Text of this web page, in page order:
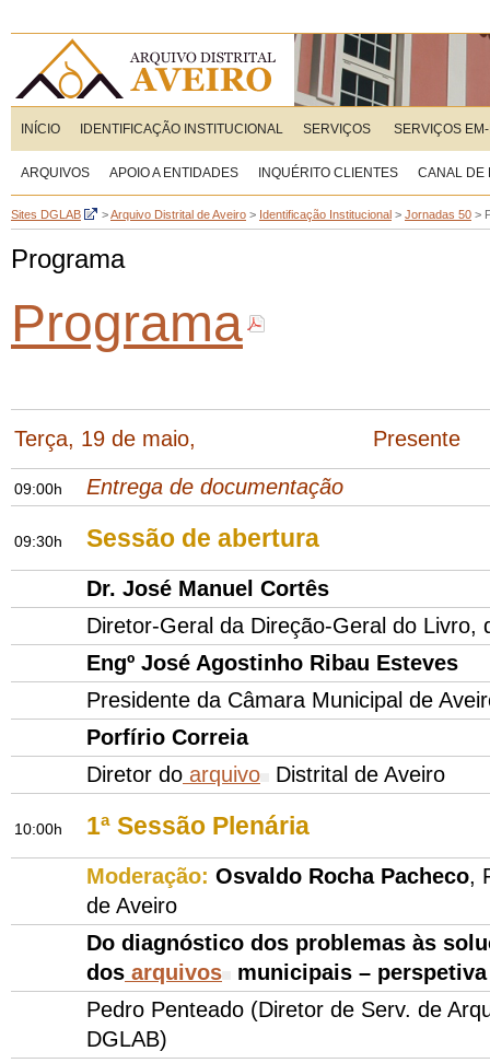
INÍCIO IDENTIFICAÇÃO INSTITUCIONAL SERVIÇOS SERVIÇOS
ARQUIVOS APOIO A ENTIDADES INQUÉRITO CLIENTES CANAL DE
Sites DGLAB >Arquivo Distrital de Aveiro > Identificação Institucional > Jornadas 50 >
Programa
Programa
Terça, 19 de maio, Presente
09:00h Entrega de documentação
09:30h Sessão de abertura
Dr. José Manuel Cortês
Diretor-Geral da Direção-Geral do Livro,
Engº José Agostinho Ribau Esteves
Presidente da Câmara Municipal de
Porfírio Correia
Diretor do arquivo Distrital de Aveiro
10:00h 1ª Sessão Plenária
Moderação: Osvaldo Rocha Pacheco,
de Aveiro
Do diagnóstico dos problemas às
dos arquivos
municipais – perspetiva
Pedro Penteado (Diretor de Serv. de
DGLAB)